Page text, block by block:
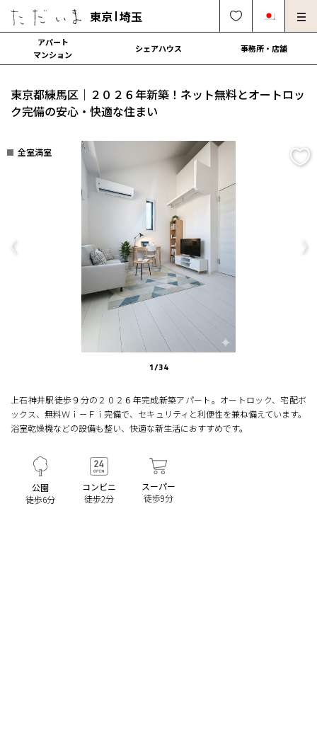
東京 埼玉
English OK 0120-249-900
オーナー様向け・管理募集
法人社宅でのご利用
解約・修理・各種依頼
契約の流れ
運営会社
アパート
マンション
シェアハウス 事務所・店舗
東京都練馬区｜２０２６年新築！ネット無料とオートロッ
ク完備の安心・快適な住まい
全室満室
1/34
上石神井駅徒歩９分の２０２６年完成新築アパート。オートロック、宅配ボ
ックス、無料Ｗｉ－Ｆｉ完備で、セキュリティと利便性を兼ね備えています。
浴室乾燥機などの設備も整い、快適な新生活におすすめです。
公園
徒歩6分
コンビニ
徒歩2分
スーパー
徒歩9分